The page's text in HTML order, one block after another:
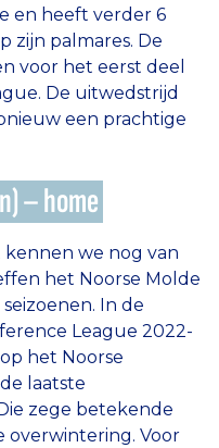
en heeft verder 6
zijn palmares. De
voor het eerst deel
De uitwedstrijd
een prachtige
– home
we nog van
het Noorse Molde
In de
League 2022-
het Noorse
laatste
zege betekende
overwintering. Voor